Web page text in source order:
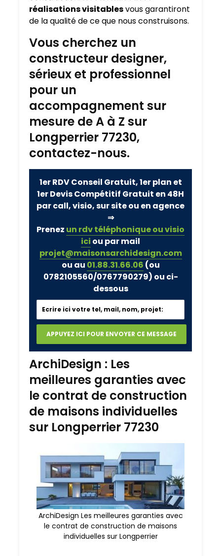
réalisations visitablesvous garantiront
de la qualité de ce que nous construisons.
Vous cherchez un
constructeur designer,
sérieux et professionnel
pour un
accompagnement sur
mesure de A à Z sur
Longperrier 77230,
contactez-nous.
1er RDV Conseil Gratuit, 1er plan et
1er Devis Compétitif Gratuit en 48H
par call, visio, sur site ou en agence
⇒
Prenez un rdv téléphonique ou visio
ici ou par mail
projet@maisonsarchidesign.com
ou au 01.88.31.66.06 (ou
0782105560/0767790279) ou ci-
dessous
ArchiDesign : Les
meilleures garanties avec
le contrat de construction
de maisons individuelles
sur Longperrier 77230
ArchiDesign Les meilleures garanties avec
le contrat de construction de maisons
individuelles sur Longperrier